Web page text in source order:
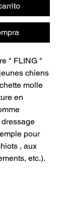
" FLING "
chiens
molle
en
pour
, aux
etc.).